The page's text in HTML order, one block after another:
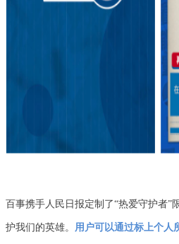
百事携手人民日报定制了“热爱守护者”
护我们的英雄。 用户可以通过标上个人